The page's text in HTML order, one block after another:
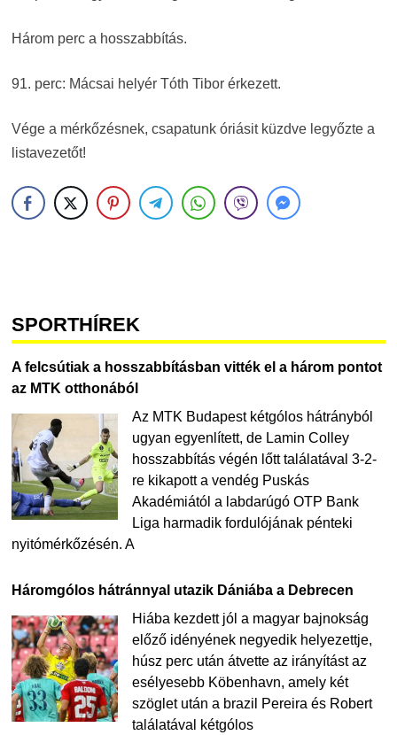
Három perc a hosszabbítás.
91. perc: Mácsai helyér Tóth Tibor érkezett.
Vége a mérkőzésnek, csapatunk óriásit küzdve legyőzte a
listavezetőt!
SPORTHÍREK
A felcsútiak a hosszabbításban vitték el a három pontot
az MTK otthonából
Az MTK Budapest kétgólos hátrányból
ugyan egyenlített, de Lamin Colley
hosszabbítás végén lőtt találatával 3-2-
re kikapott a vendég Puskás
Akadémiától a labdarúgó OTP Bank
Liga harmadik fordulójának pénteki
nyitómérkőzésén. A
Háromgólos hátránnyal utazik Dániába a Debrecen
Hiába kezdett jól a magyar bajnokság
előző idényének negyedik helyezettje,
húsz perc után átvette az irányítást az
esélyesebb Köbenhavn, amely két
szöglet után a brazil Pereira és Robert
találatával kétgólos